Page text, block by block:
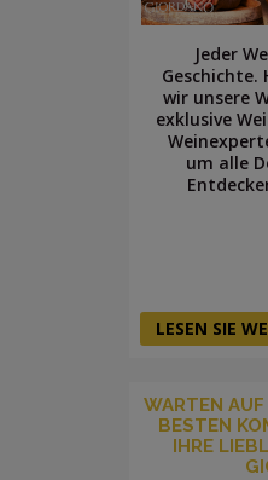
Jeder
Geschichte.
wir unsere
exklusive
um alle
LESEN SIE
WARTEN
BESTEN
IHRE